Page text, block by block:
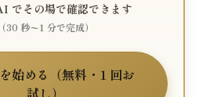
でその場で確認できます
（30 秒〜1 分で完成）
始める（無料・1 回お